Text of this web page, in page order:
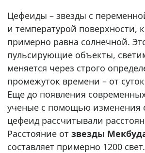
Цефеиды – звезды с
и температурой поверхности,
примерно равна солнечной.
пульсирующие объекты,
меняется через строго
промежуток времени – от
Еще до появления
ученые с помощью изменения
цефеид рассчитывали
Расстояние от звезды
составляет примерно 1200